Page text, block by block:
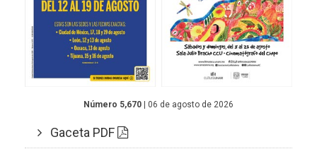
Número 5,670 | 06 de agosto de 2026
Gaceta PDF